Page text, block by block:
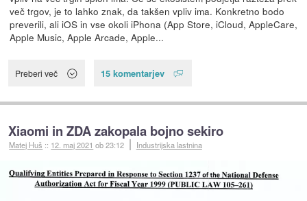
več trgov, je to lahko znak, da takšen vpliv ima. Konkretno bodo
preverili, ali iOS in vse okoli iPhona (App Store, iCloud, AppleCare,
Apple Music, Apple Arcade, Apple...
Preberi več 15 komentarjev
Xiaomi in ZDA zakopala bojno sekiro
Matej Huš :: 12. maj 2021 ob 23:12 Industrijska lastnina